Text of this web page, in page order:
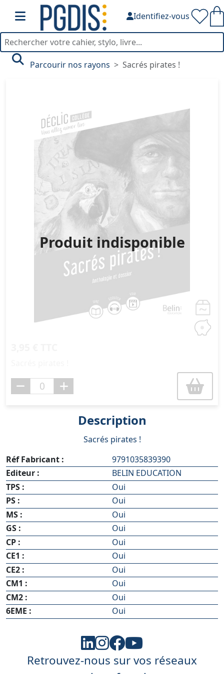
Identifiez-vous
Parcourir nos rayons Sacrés pirates !
Produit indisponible
Description
Sacrés pirates !
Réf Fabricant :
9791035839390
Editeur :
BELIN EDUCATION
TPS :
Oui
PS :
Oui
MS :
Oui
GS :
Oui
CP :
Oui
CE1 :
Oui
CE2 :
Oui
CM1 :
Oui
CM2 :
Oui
6EME :
Oui
Retrouvez-nous sur vos réseaux